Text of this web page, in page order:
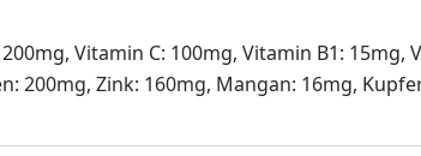
Vitamin C: 100mg, Vitamin B1:
200mg, Zink: 160mg, Mangan: 16mg,